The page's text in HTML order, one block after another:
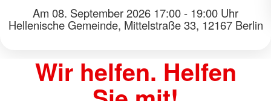
Wir helfen. Helfen